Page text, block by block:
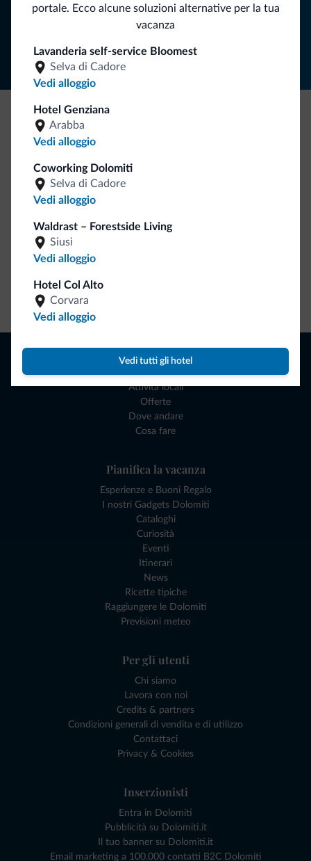
portale. Ecco alcune soluzioni alternative per la tua
vacanza
Lavanderia self-service Bloomest
Selva di Cadore
Vedi alloggio
Hotel Genziana
Arabba
Vedi alloggio
Coworking Dolomiti
Selva di Cadore
Vedi alloggio
Waldrast – Forestside Living
Siusi
Vedi alloggio
Hotel Col Alto
Corvara
Vedi alloggio
Vedi tutti gli hotel
Segui Dolomiti.it
Be Original, scopri la nuova collezione
Dolomiti.it!
Naviga
Dove dormire
Attività locali
Offerte
Dove andare
Cosa fare
Pianifica la vacanza
Esperienze e Buoni Regalo
I nostri Gadgets Dolomiti
Cataloghi
Curiosità
Eventi
Itinerari
News
Ricette tipiche
Raggiungere le Dolomiti
Previsioni meteo
Per gli utenti
Chi siamo
Lavora con noi
Credits & partners
Condizioni generali di vendita e di utilizzo
Contattaci
Privacy & Cookies
Inserzionisti
Entra in Dolomiti
Pubblicità su Dolomiti.it
Il tuo banner su Dolomiti.it
Email marketing a 100.000 contatti B2C Dolomiti